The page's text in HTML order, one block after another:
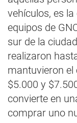
vehículos, es
equipos de
sur de la
realizaron
mantuvieron el
$5.000 y
convierte en
comprar uno